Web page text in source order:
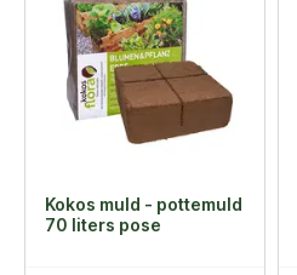
Kokos muld - pottemuld
70 liters pose